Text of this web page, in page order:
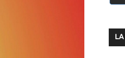
LA